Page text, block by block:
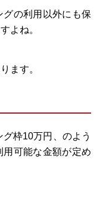
グの利用以外にも保
よね。
ます。
枠10万円、のよう
可能な金額が定め